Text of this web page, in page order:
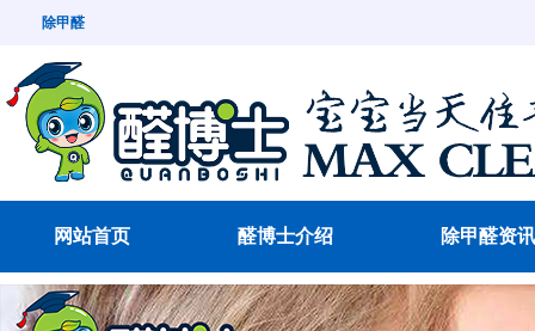
除甲醛
网站首页 醛博士介绍 除甲醛资讯